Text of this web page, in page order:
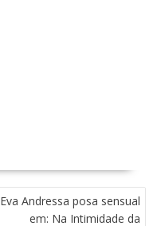
Eva Andressa posa sensual
em: Na Intimidade da